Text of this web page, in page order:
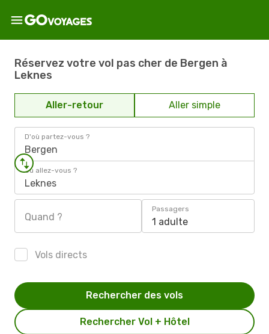
Réservez votre vol pas cher de Bergen à
Leknes
Aller-retour Aller simple
D'où partez-vous ?
Bergen
Où allez-vous ?
Leknes
Quand ?
Passagers
1 adulte
Vols directs
Rechercher Vol + Hôtel
Rechercher des vols